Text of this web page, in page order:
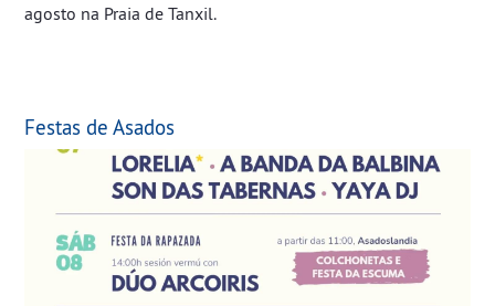
agosto na Praia de Tanxil.
Festas de Asados